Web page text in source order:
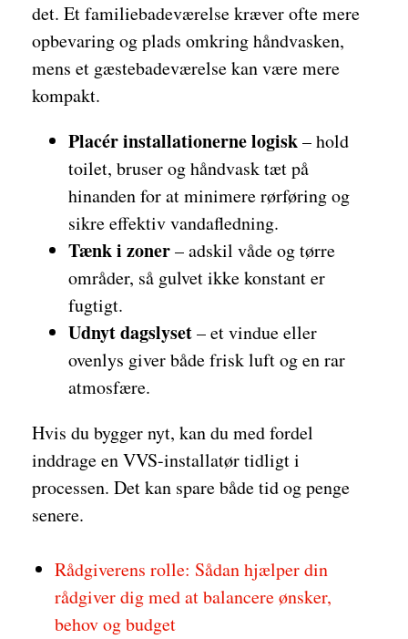
det. Et familiebadeværelse kræver ofte mere
opbevaring og plads omkring håndvasken,
mens et gæstebadeværelse kan være mere
kompakt.
Placér installationerne logisk– hold
toilet, bruser og håndvask tæt på
hinanden for at minimere rørføring og
sikre effektiv vandafledning.
Tænk i zoner– adskil våde og tørre
områder, så gulvet ikke konstant er
fugtigt.
Udnyt dagslyset– et vindue eller
ovenlys giver både frisk luft og en rar
atmosfære.
Hvis du bygger nyt, kan du med fordel
inddrage en VVS-installatør tidligt i
processen. Det kan spare både tid og penge
senere.
Rådgiverens rolle: Sådan hjælper din
rådgiver dig med at balancere ønsker,
behov og budget